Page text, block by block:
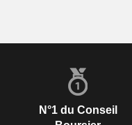
N°1 du Conseil